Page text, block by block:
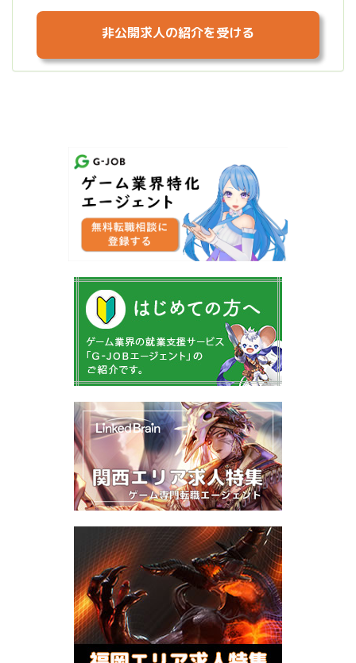
非公開求人の紹介を受ける